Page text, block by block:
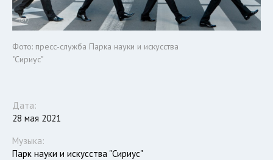
Фото: пресс-служба Парка науки и искусства
"Сириус"
Дата:
28 мая 2021
Музыка:
Парк науки и искусства "Сириус"